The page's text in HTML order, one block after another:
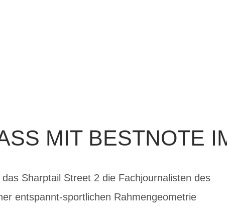
MIT BESTNOTE
Sharptail Street 2 die Fachjournalisten des
entspannt-sportlichen Rahmengeometrie